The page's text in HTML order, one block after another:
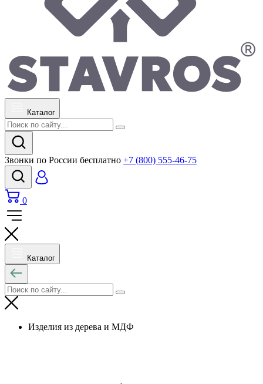
Каталог
Звонки по России бесплатно +7 (800) 555-46-75
0
Каталог
Изделия из дерева и МДФ